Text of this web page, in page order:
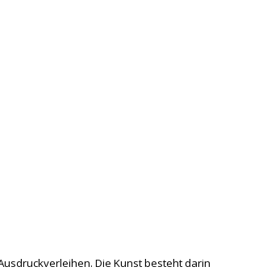
Die Kunst besteht darin